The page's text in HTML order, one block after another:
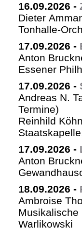
16.09.2026 -
Dieter
Tonhalle-
17.09.2026 -
Anton
Essener
17.09.2026 -
Andreas N.
Termine)
Reinhild
17.09.2026 -
Anton
18.09.2026 -
Ambroise
Musikalische
Warlikowski